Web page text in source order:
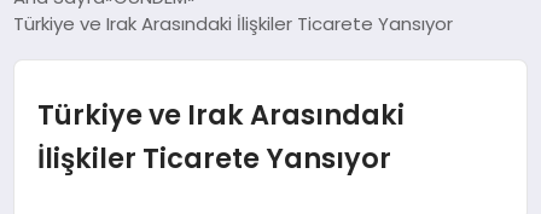
SPOR
YAŞAM
TEKNOLOJİ
Türkiye ve Irak Arasındaki İlişkiler Ticarete Yansıyor
Türkiye ve Irak Arasındaki
İlişkiler Ticarete Yansıyor